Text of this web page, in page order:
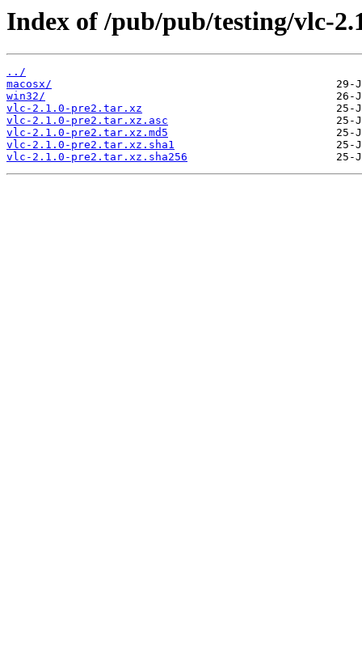
Index of /pub/pub/testing/vlc-
../
macosx/
win32/
vlc-2.1.0-pre2.tar.xz
vlc-2.1.0-pre2.tar.xz.asc
vlc-2.1.0-pre2.tar.xz.md5
vlc-2.1.0-pre2.tar.xz.sha1
vlc-2.1.0-pre2.tar.xz.sha256